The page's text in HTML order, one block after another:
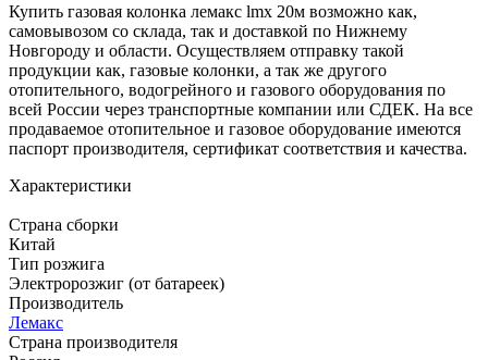
Купить газовая колонка лемакс lmx 20м возможно как,
самовывозом со склада, так и доставкой по Нижнему
Новгороду и области. Осуществляем отправку такой
продукции как, газовые колонки, а так же другого
отопительного, водогрейного и газового оборудования по
всей России через транспортные компании или СДЕК. На все
продаваемое отопительное и газовое оборудование имеются
паспорт производителя, сертификат соответствия и качества.
Характеристики
Страна сборки
Китай
Тип розжига
Электророзжиг (от батареек)
Производитель
Лемакс
Страна производителя